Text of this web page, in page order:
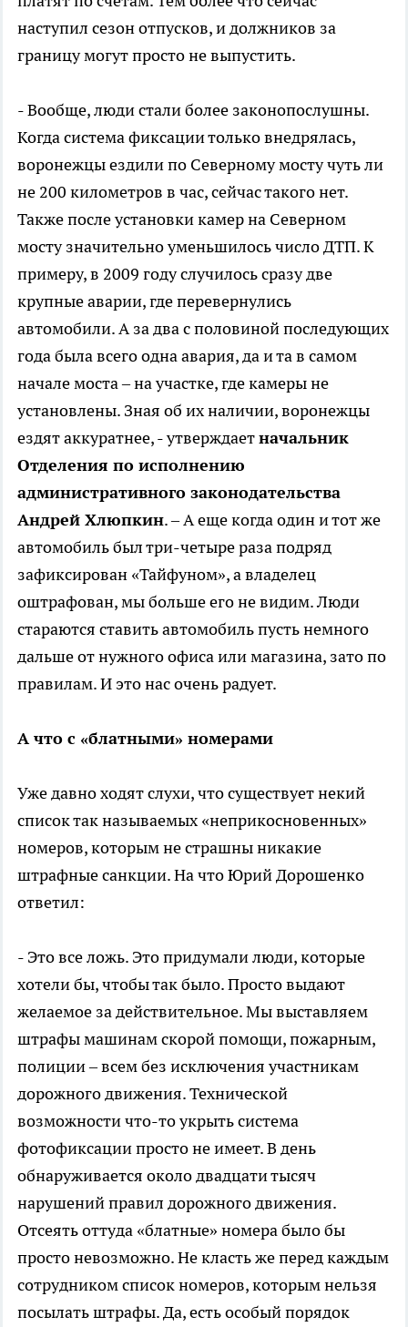
наступил сезон отпусков, и должников за
границу могут просто не выпустить.
- Вообще, люди стали более законопослушны.
Когда система фиксации только внедрялась,
воронежцы ездили по Северному мосту чуть ли
не 200 километров в час, сейчас такого нет.
Также после установки камер на Северном
мосту значительно уменьшилось число ДТП. К
примеру, в 2009 году случилось сразу две
крупные аварии, где перевернулись
автомобили. А за два с половиной последующих
года была всего одна авария, да и та в самом
начале моста – на участке, где камеры не
установлены. Зная об их наличии, воронежцы
ездят аккуратнее, - утверждаетначальник
Отделения по исполнению
административного законодательства
Андрей Хлюпкин. – А еще когда один и тот же
автомобиль был три-четыре раза подряд
зафиксирован «Тайфуном», а владелец
оштрафован, мы больше его не видим. Люди
стараются ставить автомобиль пусть немного
дальше от нужного офиса или магазина, зато по
правилам. И это нас очень радует.
А что с «блатными» номерами
Уже давно ходят слухи, что существует некий
список так называемых «неприкосновенных»
номеров, которым не страшны никакие
штрафные санкции. На что Юрий Дорошенко
ответил:
- Это все ложь. Это придумали люди, которые
хотели бы, чтобы так было. Просто выдают
желаемое за действительное. Мы выставляем
штрафы машинам скорой помощи, пожарным,
полиции – всем без исключения участникам
дорожного движения. Технической
возможности что-то укрыть система
фотофиксации просто не имеет. В день
обнаруживается около двадцати тысяч
нарушений правил дорожного движения.
Отсеять оттуда «блатные» номера было бы
просто невозможно. Не класть же перед каждым
сотрудником список номеров, которым нельзя
посылать штрафы. Да, есть особый порядок